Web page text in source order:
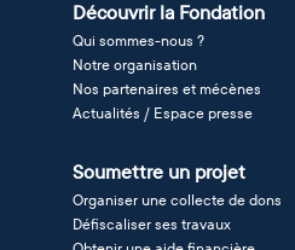
Découvrir la Fondation
Qui sommes-nous ?
Notre organisation
Nos partenaires et mécènes
Actualités / Espace presse
Soumettre un projet
Organiser une collecte de dons
Défiscaliser ses travaux